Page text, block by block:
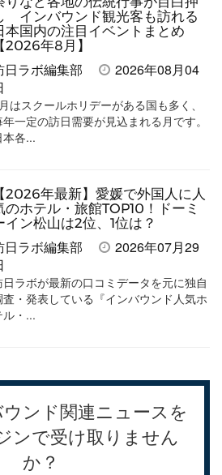
インバウンド観光客も訪れる
本国内の注目イベントまとめ
【2026年8月】
日ラボ編集部
2026年08月04
はスクールホリデーがある国も多く、
年一定の訪日需要が見込まれる月です。
本各...
【2026年最新】愛媛で外国人に人
のホテル・旅館TOP10！ドーミ
イン松山は2位、1位は？
日ラボ編集部
2026年07月29
日ラボが最新の口コミデータを元に独自
査・発表している『インバウンド人気ホ
ル・...
ンド関連ニュースを
ンで受け取りません
か？